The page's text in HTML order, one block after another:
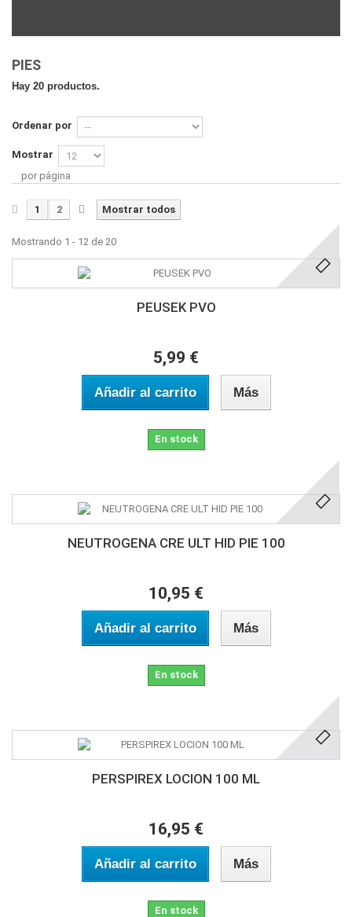
PIES
Hay 20 productos.
Ordenar por
Mostrar
por página
Mostrar todos
1 2
Mostrando 1 - 12 de 20
PEUSEK PVO
5,99 €
Añadir al carrito Más
En stock
NEUTROGENA CRE ULT HID PIE 100
10,95 €
Añadir al carrito Más
En stock
PERSPIREX LOCION 100 ML
16,95 €
Añadir al carrito Más
En stock